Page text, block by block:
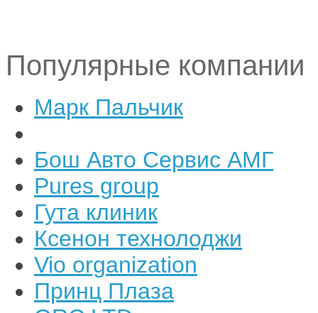
Популярные компании
Марк Пальчик
Бош Авто Сервис АМГ
Pures group
Гута клиник
Ксенон технолоджи
Vio organization
Принц Плаза